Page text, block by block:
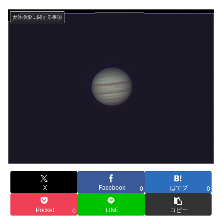
天体撮影に関する事項
X Facebook 0 はてブ 0
Pocket 0 LINE コピー